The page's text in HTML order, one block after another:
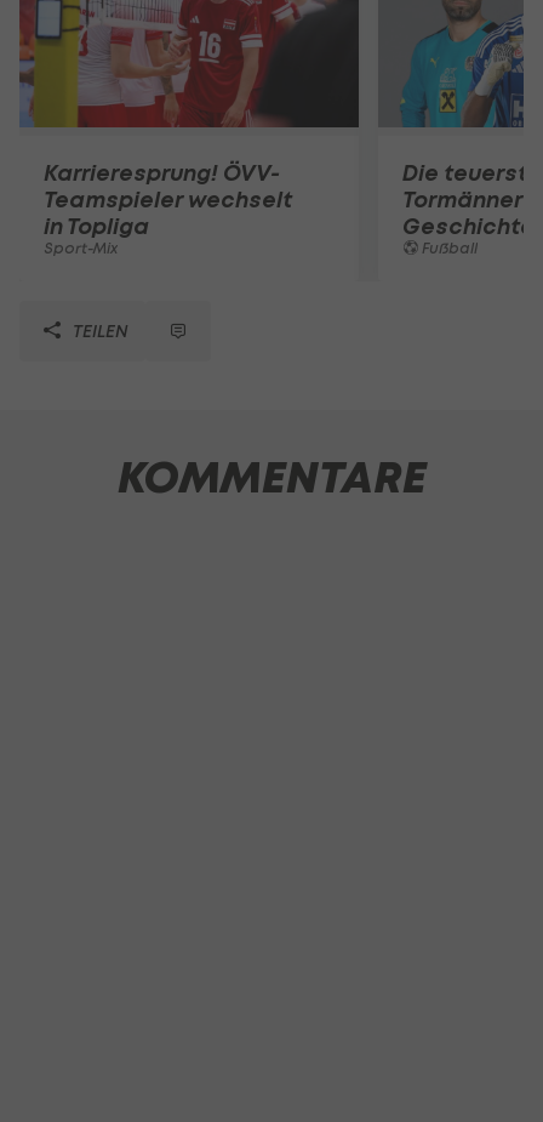
Karrieresprung! ÖVV-
Teamspieler wechselt
in Topliga
Sport-Mix
Die
Tormänner
Geschichte
Fußball
TEILEN
KOMMENTARE